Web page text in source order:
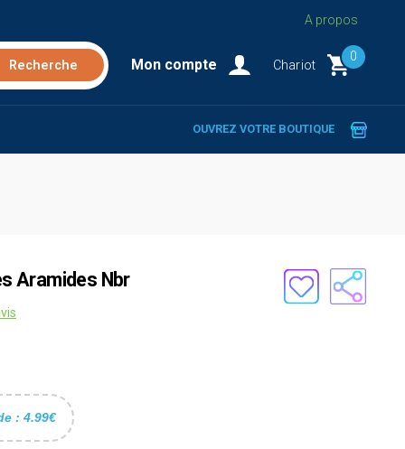
A propos
Mon compte Chariot
0
OUVREZ VOTRE BOUTIQUE
Aramides Nbr
: 4.99€